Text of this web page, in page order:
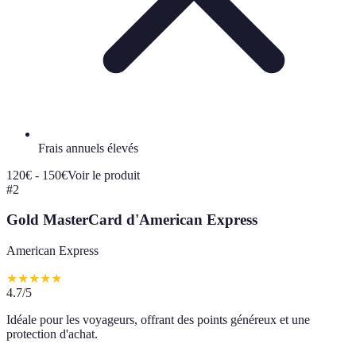
Frais annuels élevés
120€ - 150€Voir le produit
#2
Gold MasterCard d'American Express
American Express
★★★★★
4.7/5
Idéale pour les voyageurs, offrant des points généreux et une
protection d'achat.